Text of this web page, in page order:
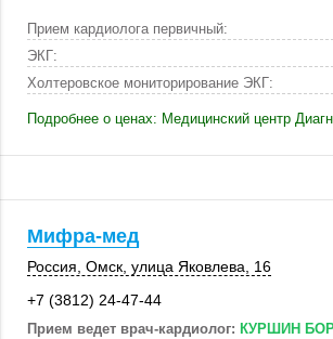
Прием кардиолога первичный:
ЭКГ:
Холтеровское мониторирование ЭКГ:
Подробнее о ценах: Медицинский центр
Мифра-мед
Россия Омск улица Яковлева, 16
+7 (3812) 24-47-44
Прием ведет врач-кардиолог: КУРШИН